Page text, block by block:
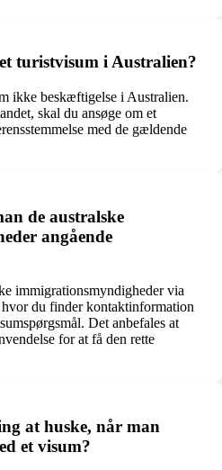
turistvisum i Australien?
ikke beskæftigelse i Australien.
skal du ansøge om et
med de gældende
de australske
angående
immigrationsmyndigheder via
du finder kontaktinformation
Det anbefales at
for at få den rette
at huske, når man
et visum?